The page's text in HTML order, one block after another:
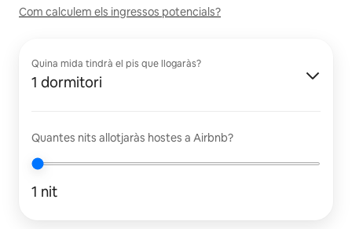
Com calculem els ingressos potencials?
Quina mida tindrà el pis que llogaràs?
1 dormitori
Quantes nits allotjaràs hostes a Airbnb?
1 nit